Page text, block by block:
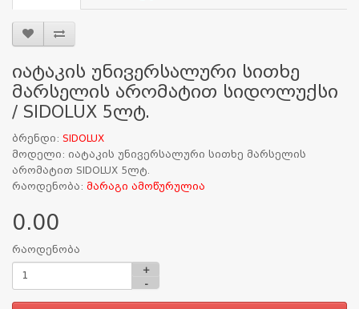
იატაკის უნივერსალური სითხე
მარსელის არომატით სიდოლუქსი
/ SIDOLUX 5ლტ.
ბრენდი: SIDOLUX
მოდელი: იატაკის უნივერსალური სითხე მარსელის
არომატით SIDOLUX 5ლტ.
რაოდენობა: მარაგი ამოწურულია
0.00
რაოდენობა
+
-